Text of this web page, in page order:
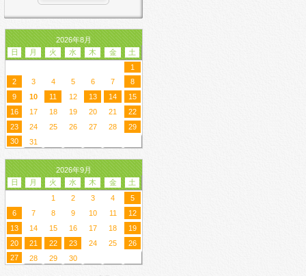
2026年8月
日
月 火 水 木 金
土
1
2
3 4 5 6 7
8
9
10 11 12 13 14
15
16
17 18 19 20 21
22
23
24 25 26 27 28
29
30
31
2026年9月
日
月 火 水 木 金
土
1
2 3 4
5
6
7 8 9 10 11
12
13
14 15 16 17 18
19
20
21 22 23 24 25
26
27
28 29 30